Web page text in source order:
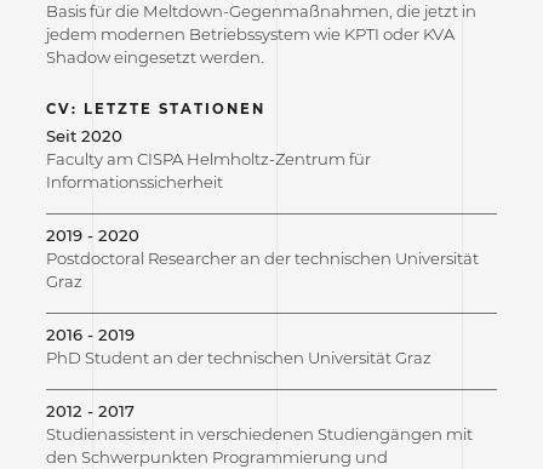
Basis für die Meltdown-Gegenmaßnahmen, die jetzt in
jedem modernen Betriebssystem wie KPTI oder KVA
Shadow eingesetzt werden.
CV: LETZTE STATIONEN
Seit 2020
Faculty am CISPA Helmholtz-Zentrum für
Informationssicherheit
2019 - 2020
Postdoctoral Researcher an der technischen Universität
Graz
2016 - 2019
PhD Student an der technischen Universität Graz
2012 - 2017
Studienassistent in verschiedenen Studiengängen mit
den Schwerpunkten Programmierung und